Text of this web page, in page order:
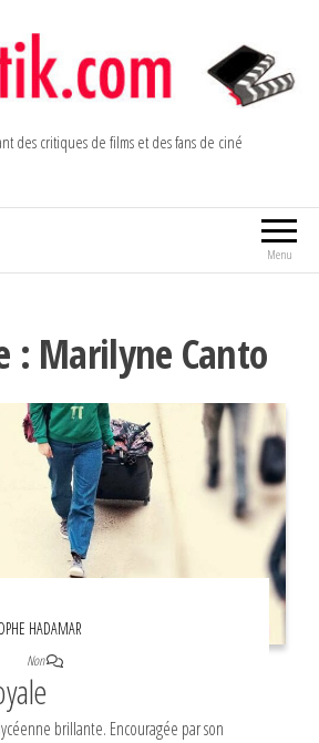
des critiques de films et des fans de ciné
Menu
: Marilyne Canto
HADAMAR
Non
brillante. Encouragée par son